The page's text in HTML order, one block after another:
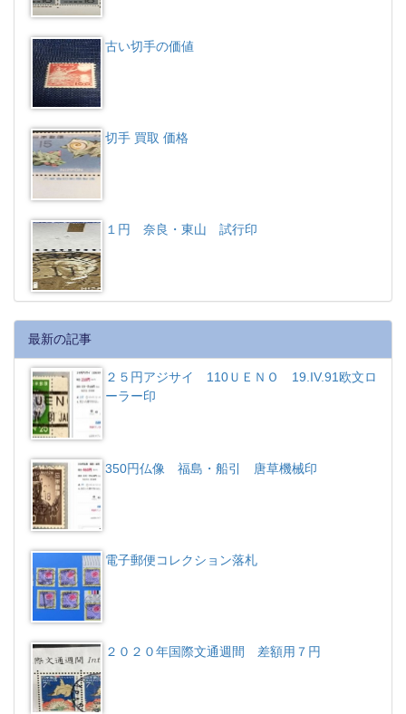
古い切手の価値
切手 買取 価格
１円 奈良・東山 試行印
最新の記事
２５円アジサイ 110ＵＥＮＯ 19.IV.91欧文ロ
ーラー印
350円仏像 福島・船引 唐草機械印
電子郵便コレクション落札
２０２０年国際文通週間 差額用７円